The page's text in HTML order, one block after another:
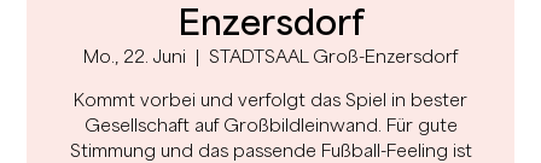
Enzersdorf
Mo., 22. Juni
  |
STADTSAAL Groß-Enzersdorf
Kommt vorbei und verfolgt das Spiel in bester
Gesellschaft auf Großbildleinwand. Für gute
Stimmung und das passende Fußball-Feeling ist